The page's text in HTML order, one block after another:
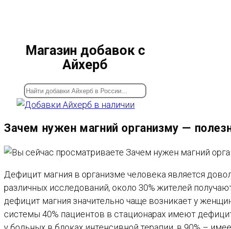
Магазин добавок с
Айхерб
Зачем нужен магний организму —
Дефицит магния в организме человека является
различных исследований, около 30% жителей
дефицит магния значительно чаще возникает у
системы 40% пациентов в стационарах имеют